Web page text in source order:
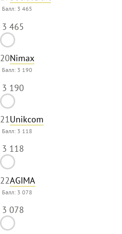
Балл: 3 465
3 465
20Nimax
Балл: 3 190
3 190
21Unikcom
Балл: 3 118
3 118
22AGIMA
Балл: 3 078
3 078